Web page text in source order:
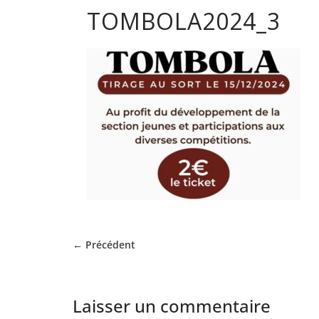
club
de
Hockey
de
TOMBOLA2024_3
← Précédent
Laisser un commentaire